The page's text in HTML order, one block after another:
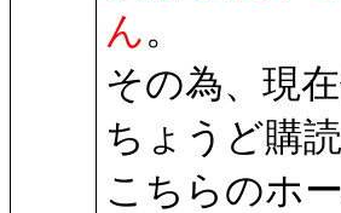
ん。
その為、現
ちょうど購
こちらのホ